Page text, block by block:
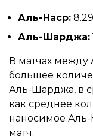
Аль-Наср: 8.29
Аль-Шарджа:
В матчах
большее
Аль-Шарджа, в
как среднее
наносимое Аль-
матч.